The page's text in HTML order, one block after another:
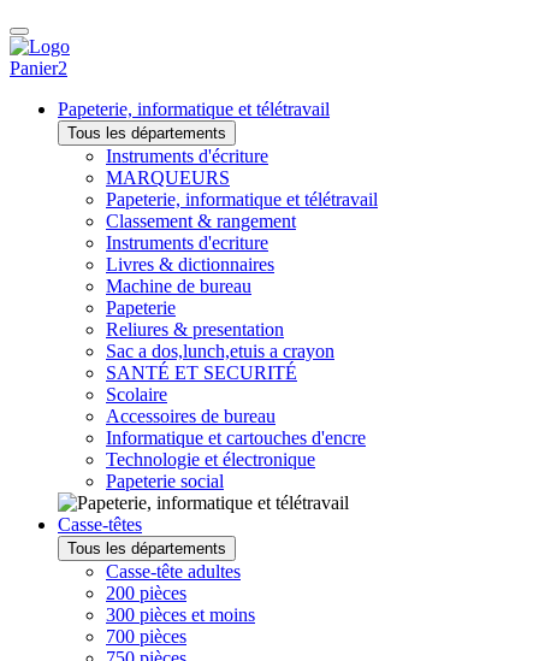
Panier2
Papeterie, informatique et télétravail
Tous les départements
Instruments d'écriture
MARQUEURS
Papeterie, informatique et télétravail
Classement & rangement
Instruments d'ecriture
Livres & dictionnaires
Machine de bureau
Papeterie
Reliures & presentation
Sac a dos,lunch,etuis a crayon
SANTÉ ET SECURITÉ
Scolaire
Accessoires de bureau
Informatique et cartouches d'encre
Technologie et électronique
Papeterie social
Casse-têtes
Tous les départements
Casse-tête adultes
200 pièces
300 pièces et moins
700 pièces